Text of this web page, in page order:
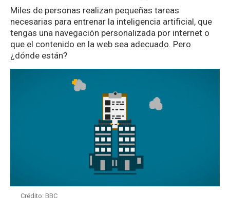
Miles de personas realizan pequeñas tareas
necesarias para entrenar la inteligencia artificial, que
tengas una navegación personalizada por internet o
que el contenido en la web sea adecuado. Pero
¿dónde están?
Crédito: BBC